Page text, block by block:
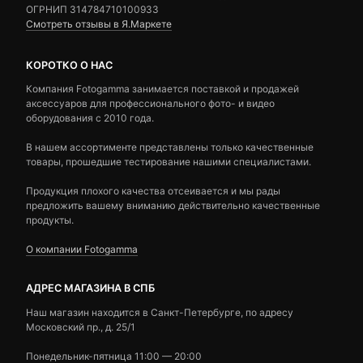
ОГРНИП 314784710100933
Смотреть отзывы в Я.Маркете
КОРОТКО О НАС
Компания Fotogamma занимается поставкой и продажей
аксессуаров для профессионального фото- и видео
оборудования с 2010 года.
В нашем ассортименте представлены только качественные
товары, прошедшие тестирование нашими специалистами.
Продукция плохого качества отсеивается и мы рады
предложить вашему вниманию действительно качественные
продукты.
О компании Fotogamma
АДРЕС МАГАЗИНА В СПБ
Наш магазин находится в Санкт-Петербурге, по адресу
Московский пр., д. 25/1
Понедельник-пятница 11:00 — 20:00